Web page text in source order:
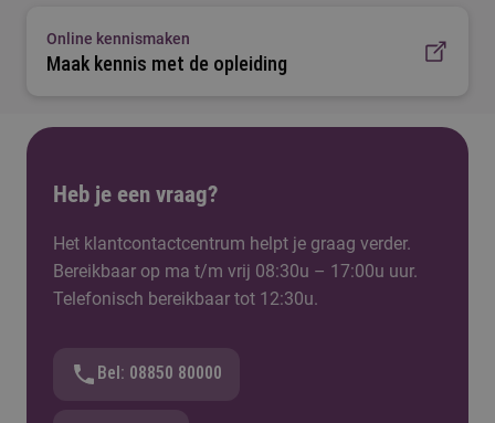
Online kennismaken
Maak kennis met de opleiding
Heb je een vraag?
Het klantcontactcentrum helpt je graag verder.
Bereikbaar op ma t/m vrij 08:30u – 17:00u uur.
Telefonisch bereikbaar tot 12:30u.
Bel: 08850 80000